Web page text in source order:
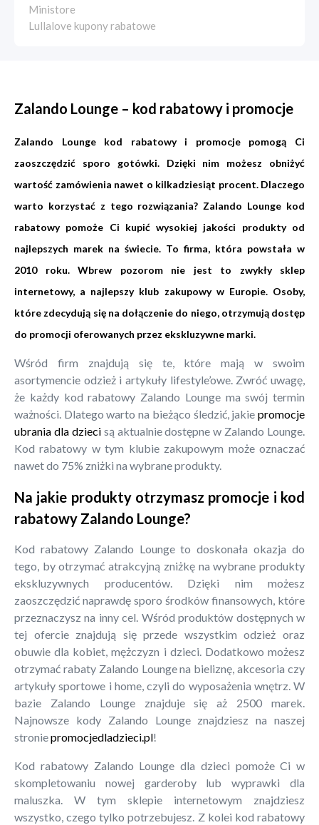
Ministore
Lullalove kupony rabatowe
Zalando Lounge – kod rabatowy i promocje
Zalando Lounge kod rabatowy i promocje pomogą Ci
zaoszczędzić sporo gotówki. Dzięki nim możesz obniżyć
wartość zamówienia nawet o kilkadziesiąt procent. Dlaczego
warto korzystać z tego rozwiązania? Zalando Lounge kod
rabatowy pomoże Ci kupić wysokiej jakości produkty od
najlepszych marek na świecie. To firma, która powstała w
2010 roku. Wbrew pozorom nie jest to zwykły sklep
internetowy, a najlepszy klub zakupowy w Europie. Osoby,
które zdecydują się na dołączenie do niego, otrzymują dostęp
do promocji oferowanych przez ekskluzywne marki.
Wśród firm znajdują się te, które mają w swoim
asortymencie odzież i artykuły lifestyle’owe. Zwróć uwagę,
że każdy kod rabatowy Zalando Lounge ma swój termin
ważności. Dlatego warto na bieżąco śledzić, jakie promocje
ubrania dla dziecisą aktualnie dostępne w Zalando Lounge.
Kod rabatowy w tym klubie zakupowym może oznaczać
nawet do 75% zniżki na wybrane produkty.
Na jakie produkty otrzymasz promocje i kod
rabatowy Zalando Lounge?
Kod rabatowy Zalando Lounge to doskonała okazja do
tego, by otrzymać atrakcyjną zniżkę na wybrane produkty
ekskluzywnych producentów. Dzięki nim możesz
zaoszczędzić naprawdę sporo środków finansowych, które
przeznaczysz na inny cel. Wśród produktów dostępnych w
tej ofercie znajdują się przede wszystkim odzież oraz
obuwie dla kobiet, mężczyzn i dzieci. Dodatkowo możesz
otrzymać rabaty Zalando Lounge na bieliznę, akcesoria czy
artykuły sportowe i home, czyli do wyposażenia wnętrz. W
bazie Zalando Lounge znajduje się aż 2500 marek.
Najnowsze kody Zalando Lounge znajdziesz na naszej
stroniepromocjedladzieci.pl!
Kod rabatowy Zalando Lounge dla dzieci pomoże Ci w
skompletowaniu nowej garderoby lub wyprawki dla
maluszka. W tym sklepie internetowym znajdziesz
wszystko, czego tylko potrzebujesz. Z kolei kod rabatowy